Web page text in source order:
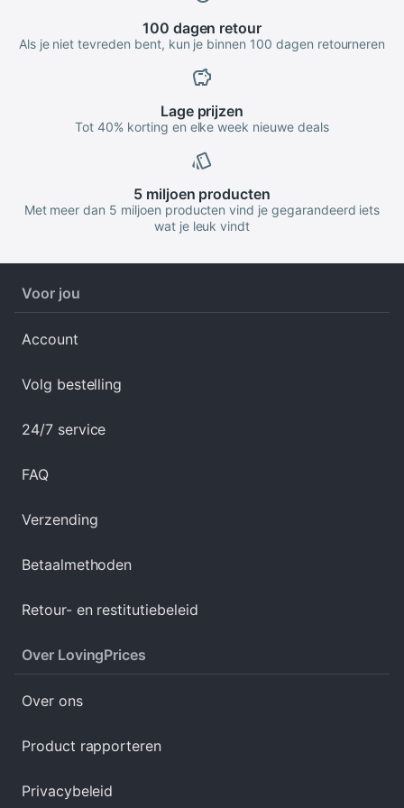
100 dagen retour
Als je niet tevreden bent, kun je binnen 100 dagen retourneren
Lageprijzen
Tot 40% korting en elke week nieuwe deals
5 miljoen producten
Met meer dan 5 miljoen producten vind je gegarandeerd iets
wat je leuk vindt
Voor jou
Account
Volg bestelling
24/7 service
FAQ
Verzending
Betaalmethoden
Retour- en restitutiebeleid
Over LovingPrices
Over ons
Product rapporteren
Privacybeleid